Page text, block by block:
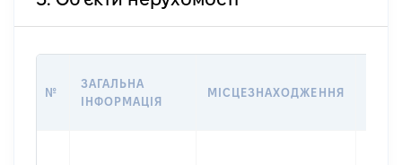
№
ЗАГАЛЬНА
ІНФОРМАЦІЯ
МІСЦЕЗНАХОДЖЕННЯ